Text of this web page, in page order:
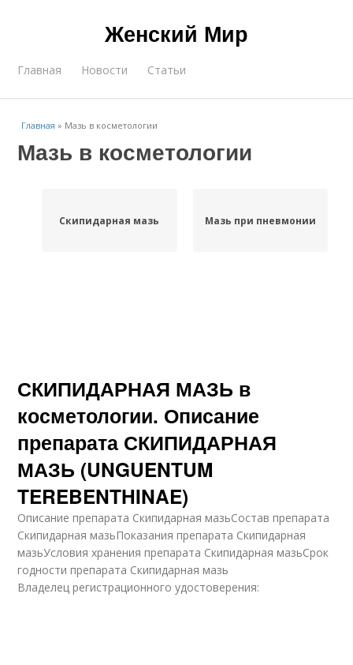
Женский Мир
Главная Новости Статьи
Главная » Мазь в косметологии
Мазь в косметологии
Скипидарная мазь Мазь при пневмонии
СКИПИДАРНАЯ МАЗЬ в
косметологии. Описание
препарата СКИПИДАРНАЯ
МАЗЬ (UNGUENTUM
TEREBENTHINAE)
Описание препарата Скипидарная мазьСостав препарата
Скипидарная мазьПоказания препарата Скипидарная
мазьУсловия хранения препарата Скипидарная мазьСрок
годности препарата Скипидарная мазь
Владелец регистрационного удостоверения: